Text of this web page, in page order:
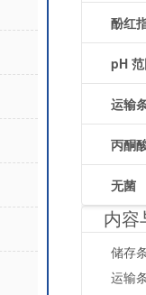
酚红
pH
运输
丙酮
无菌
内容
储存
运输